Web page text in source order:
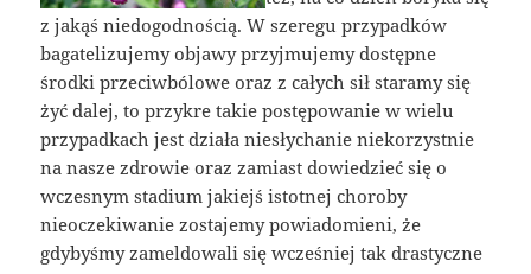
z jakąś niedogodnością. W szeregu przypadków
bagatelizujemy objawy przyjmujemy dostępne
środki przeciwbólowe oraz z całych sił staramy się
żyć dalej, to przykre takie postępowanie w wielu
przypadkach jest działa niesłychanie niekorzystnie
na nasze zdrowie oraz zamiast dowiedzieć się o
wczesnym stadium jakiejś istotnej choroby
nieoczekiwanie zostajemy powiadomieni, że
gdybyśmy zameldowali się wcześniej tak drastyczne